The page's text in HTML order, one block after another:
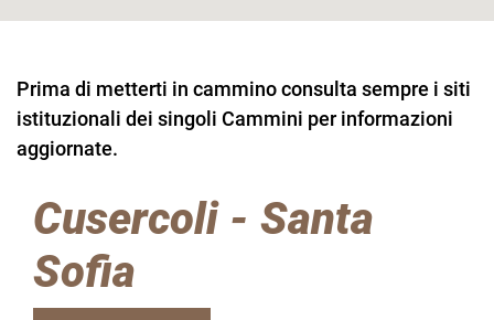
Prima di metterti in cammino consulta sempre i siti
istituzionali dei singoli Cammini per informazioni
aggiornate.
Cusercoli - Santa
Sofia